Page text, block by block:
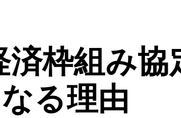
枠組み協
る理由